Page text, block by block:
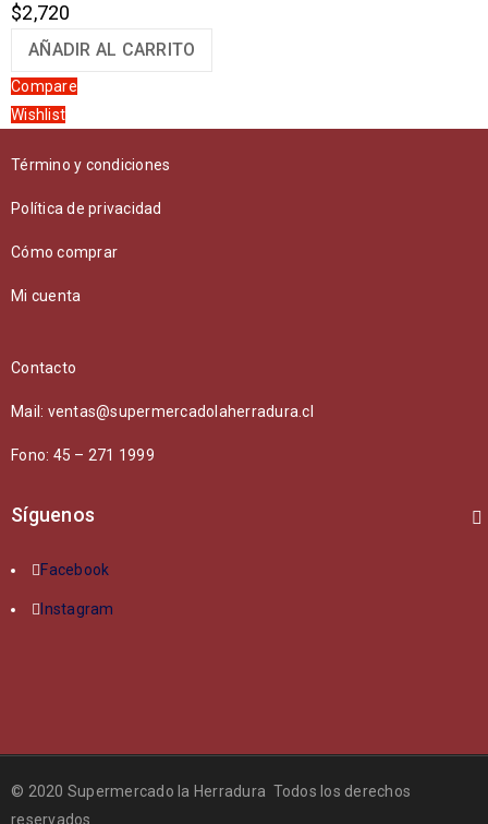
$2,720
AÑADIR AL CARRITO
Compare
Wishlist
Término y condiciones
Política de privacidad
Cómo comprar
Mi cuenta
Contacto
Mail: ventas@supermercadolaherradura.cl
Fono: 45 – 271 1999
Síguenos
Facebook
Instagram
© 2020 Supermercado la Herradura Todos los derechos
reservados